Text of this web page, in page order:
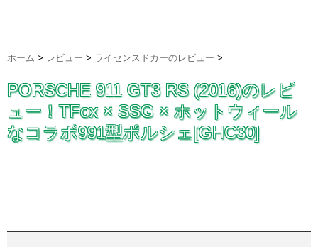
ホーム > レビュー > ライセンスドカーのレビュー >
PORSCHE 911 GT3 RS (2016)のレビ
ュー！TFox × SSG × ホットウィール
なコラボ991型ポルシェ[GHC30]